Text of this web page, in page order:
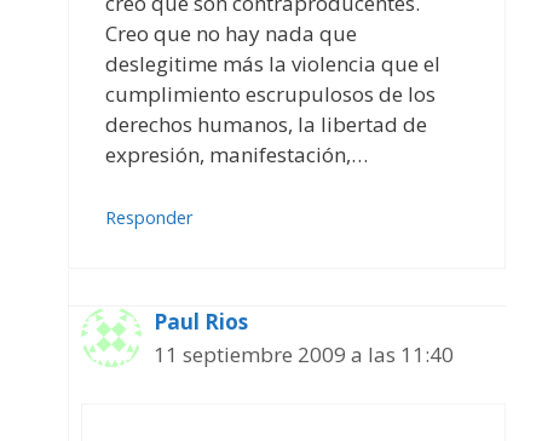
Creo que no hay nada que
deslegitime más la violencia que el
cumplimiento escrupulosos de los
derechos humanos, la libertad de
expresión, manifestación,…
Responder
Paul Rios
11 septiembre 2009 a las 11:40